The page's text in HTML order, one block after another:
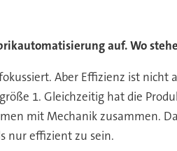
auf. Wo
Aber Effizienz ist
1. Gleichzeitig hat die
mit Mechanik zusammen.
nur effizient zu sein.